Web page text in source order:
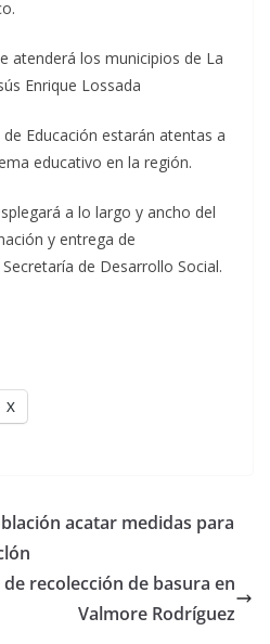
atenderá los municipios de La
Enrique Lossada
Educación estarán atentas a
educativo en la región.
a lo largo y ancho del
y entrega de
de Desarrollo Social.
X
acatar medidas para
recolección de basura en
Valmore Rodríguez